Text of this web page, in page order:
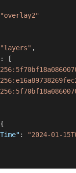
"overlay2"
"layers" ,
:
[
{
:
"2024-01-